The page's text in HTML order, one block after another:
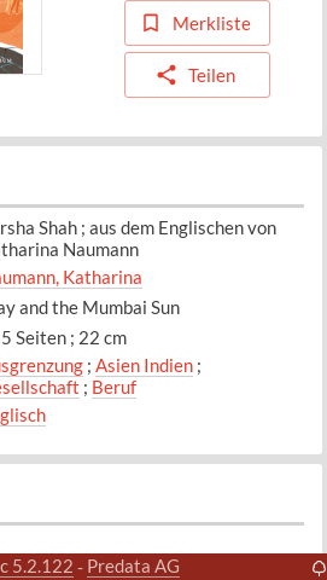
Merkliste
Teilen
Shah ; aus dem Englischen von
Naumann
Katharina
and the Mumbai Sun
Seiten ; 22 cm
; Asien Indien;
; Beruf
5.2.122 - Predata AG